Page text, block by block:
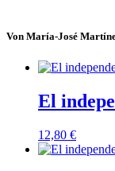
Von María-José
El
12,80 €